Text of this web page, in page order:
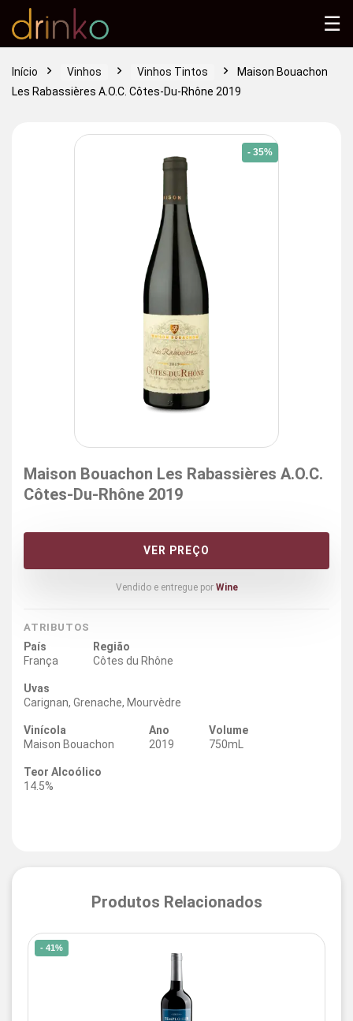
Início Vinhos Vinhos Tintos
Maison Bouachon
Les Rabassières A.O.C. Côtes-Du-Rhône 2019
- 35%
Maison Bouachon Les Rabassières A.O.C.
Côtes-Du-Rhône 2019
VER PREÇO
Vendido e entregue por Wine
ATRIBUTOS
País
França
Região
Côtes du Rhône
Uvas
Carignan, Grenache, Mourvèdre
Vinícola
Maison Bouachon
Ano
2019
Volume
750mL
Teor Alcoólico
14.5%
Produtos Relacionados
- 41%
☰